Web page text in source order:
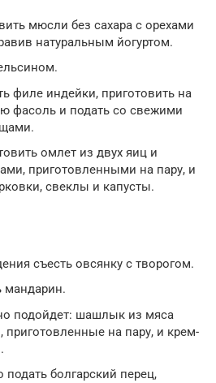
мюсли без сахара с орехами
натуральным йогуртом.
филе индейки, приготовить на
фасоль и подать со свежими
омлет из двух яиц и
приготовленными на пару, и
свеклы и капусты.
съесть овсянку с творогом.
мандарин.
подойдет: шашлык из мяса
на пару, и крем-
болгарский перец,